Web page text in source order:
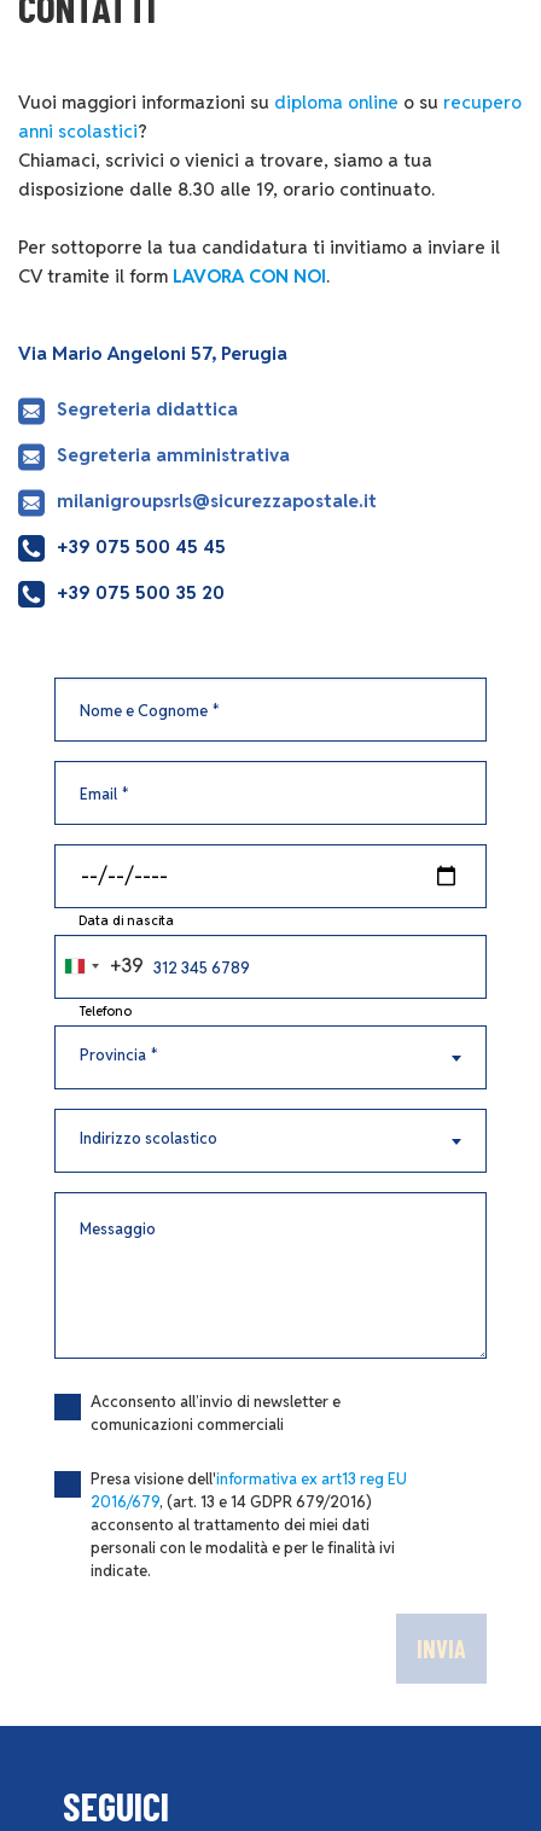
Vuoi maggiori informazioni su diploma online o su recupero
anni scolastici?
Chiamaci, scrivici o vienici a trovare, siamo a tua
disposizione dalle 8.30 alle 19, orario continuato.
Per sottoporre la tua candidatura ti invitiamo a inviare il
CV tramite il form LAVORA CON NOI.
Via Mario Angeloni 57, Perugia
Segreteria didattica
Segreteria amministrativa
milanigroupsrls@sicurezzapostale.it
+39 075 500 45 45
+39 075 500 35 20
Data di nascita
Italia
+39
+39
Telefono
Provincia *
Indirizzo scolastico
Marketing
Acconsento all’invio di newsletter e
comunicazioni commerciali
Consenso
Presa visione dell'informativa ex art13 reg EU
2016/679, (art. 13 e 14 GDPR 679/2016)
acconsento al trattamento dei miei dati
personali con le modalità e per le finalità ivi
indicate.
SEGUICI